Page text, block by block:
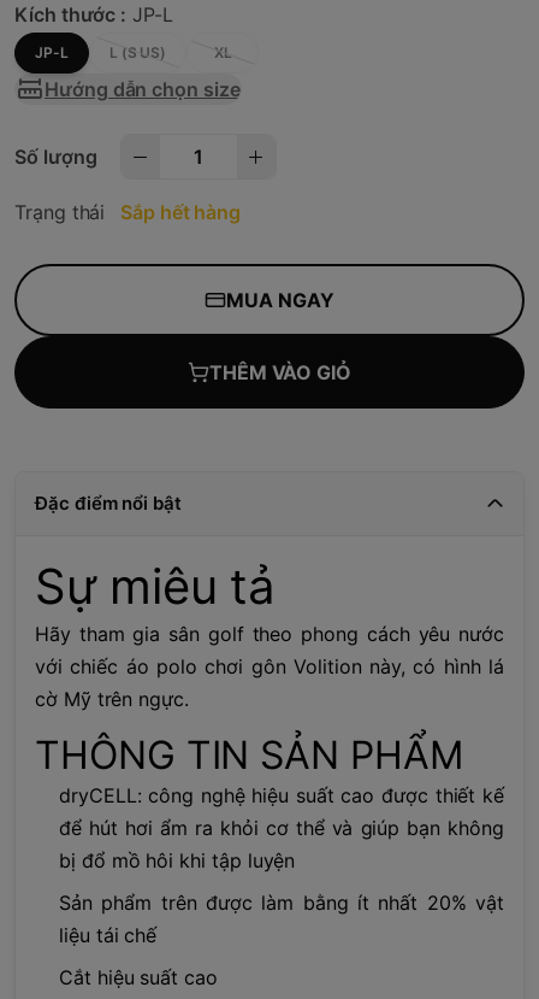
Kích thước : JP-L
JP-L L (S US) XL
Hướng dẫn chọn size
Số lượng
Trạng thái Sắp hết hàng
MUA NGAY
THÊM VÀO GIỎ
Đặc điểm nổi bật
Sự miêu tả
Hãy tham gia sân golf theo phong cách yêu nước
với chiếc áo polo chơi gôn Volition này, có hình lá
cờ Mỹ trên ngực.
THÔNG TIN SẢN PHẨM
dryCELL: công nghệ hiệu suất cao được thiết kế
để hút hơi ẩm ra khỏi cơ thể và giúp bạn không
bị đổ mồ hôi khi tập luyện
Sản phẩm trên được làm bằng ít nhất 20% vật
liệu tái chế
Cắt hiệu suất cao